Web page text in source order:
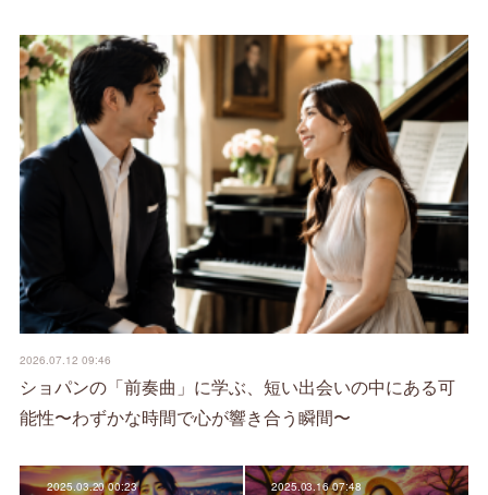
2026.07.12 09:46
ショパンの「前奏曲」に学ぶ、短い出会いの中にある可
能性〜わずかな時間で心が響き合う瞬間〜
2025.03.20 00:23 2025.03.16 07:48